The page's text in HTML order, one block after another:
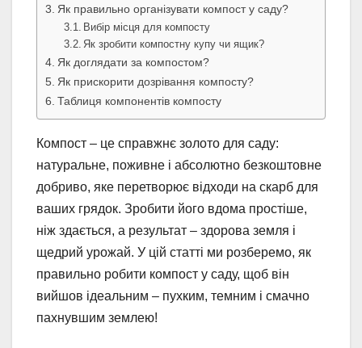
Як правильно організувати компост у саду?
Вибір місця для компосту
Як зробити компостну купу чи ящик?
Як доглядати за компостом?
Як прискорити дозрівання компосту?
Таблиця компонентів компосту
Компост – це справжнє золото для саду:
натуральне, поживне і абсолютно безкоштовне
добриво, яке перетворює відходи на скарб для
ваших грядок. Зробити його вдома простіше,
ніж здається, а результат – здорова земля і
щедрий урожай. У цій статті ми розберемо, як
правильно робити компост у саду, щоб він
вийшов ідеальним – пухким, темним і смачно
пахнувшим землею!